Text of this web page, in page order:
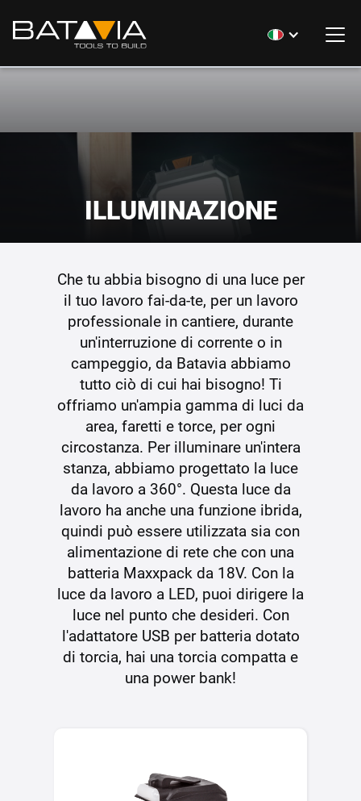
ILLUMINAZIONE
Che tu abbia bisogno di una luce per
il tuo lavoro fai-da-te, per un lavoro
professionale in cantiere, durante
un'interruzione di corrente o in
campeggio, da Batavia abbiamo
tutto ciò di cui hai bisogno! Ti
offriamo un'ampia gamma di luci da
area, faretti e torce, per ogni
circostanza. Per illuminare un'intera
stanza, abbiamo progettato la luce
da lavoro a 360°. Questa luce da
lavoro ha anche una funzione ibrida,
quindi può essere utilizzata sia con
alimentazione di rete che con una
batteria Maxxpack da 18V. Con la
luce da lavoro a LED, puoi dirigere la
luce nel punto che desideri. Con
l'adattatore USB per batteria dotato
di torcia, hai una torcia compatta e
una power bank!